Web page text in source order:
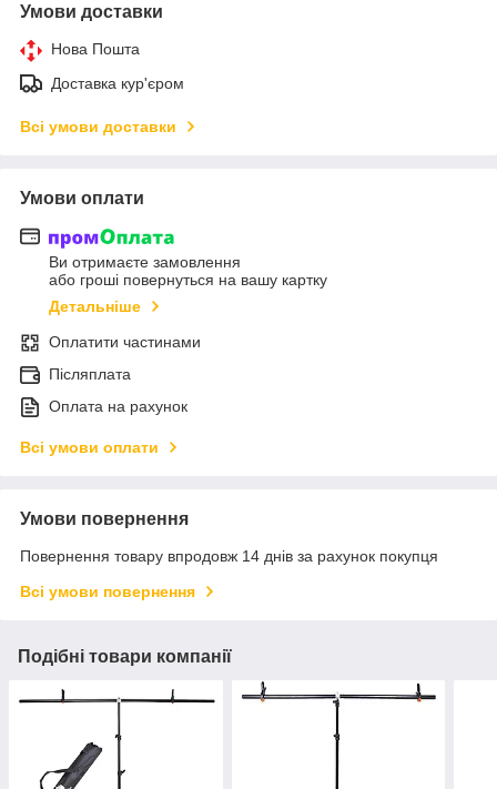
Умови доставки
Нова Пошта
Доставка кур'єром
Всі умови доставки
Умови оплати
Ви отримаєте замовлення
або гроші повернуться на вашу картку
Детальніше
Оплатити частинами
Післяплата
Оплата на рахунок
Всі умови оплати
Умови повернення
Повернення товару впродовж 14 днів за рахунок покупця
Всі умови повернення
Подібні товари компанії